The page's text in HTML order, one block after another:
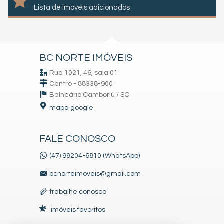
Lista de imóveis adicionados
BC NORTE IMÓVEIS
Rua 1021, 46, sala 01
Centro - 88338-900
Balneário Camboriú / SC
mapa google
FALE CONOSCO
(47) 99204-6810 (WhatsApp)
bcnorteimoveis@gmail.com
trabalhe conosco
imóveis favoritos